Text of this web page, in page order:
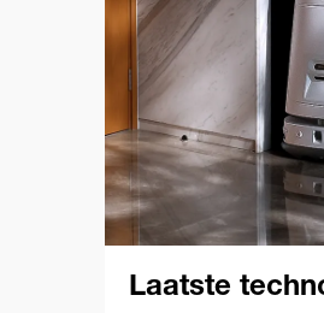
Laatste